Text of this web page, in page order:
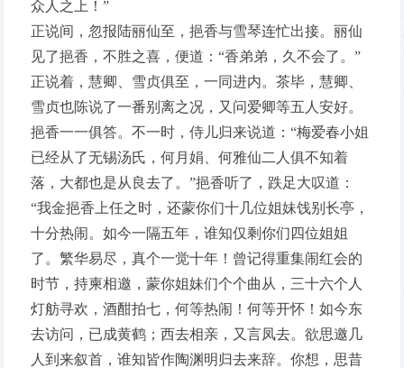
众人之上！”
正说间，忽报陆丽仙至，挹香与雪琴连忙出接。丽仙
见了挹香，不胜之喜，便道：“香弟弟，久不会了。”
正说着，慧卿、雪贞俱至，一同进内。茶毕，慧卿、
雪贞也陈说了一番别离之况，又问爱卿等五人安好。
挹香一一俱答。不一时，侍儿归来说道：“梅爱春小姐
已经从了无锡汤氏，何月娟、何雅仙二人俱不知着
落，大都也是从良去了。”挹香听了，跌足大叹道：
“我金挹香上任之时，还蒙你们十几位姐妹饯别长亭，
十分热闹。如今一隔五年，谁知仅剩你们四位姐姐
了。繁华易尽，真个一觉十年！曾记得重集闹红会的
时节，持柬相邀，蒙你姐妹们个个曲从，三十六个人
灯舫寻欢，酒酣拍七，何等热闹！何等开怀！如今东
去访问，已成黄鹤；西去相亲，又言凤去。欲思邀几
人到来叙首，谁知皆作陶渊明归去来辞。你想，思昔